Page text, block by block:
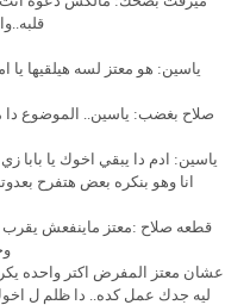
ياسين: هو معتز لسه هيلقيها
صلاح بغضب: ياسين.. الموضوع دا
ياسين: ادم دا يبقي اخوك يا بابا
انا وهو بنكره بعض هتفرح
قطعه صلاح :معتز ماينفعش
عشان معتز المفرض اكتر واحده
ليه جدك عمل كده.. دا ظلم ل